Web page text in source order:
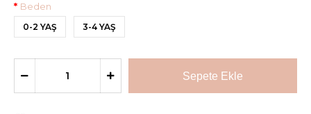
Beden
0-2 YAŞ 3-4 YAŞ